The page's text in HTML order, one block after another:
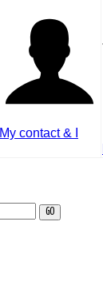
My contact & I
GO